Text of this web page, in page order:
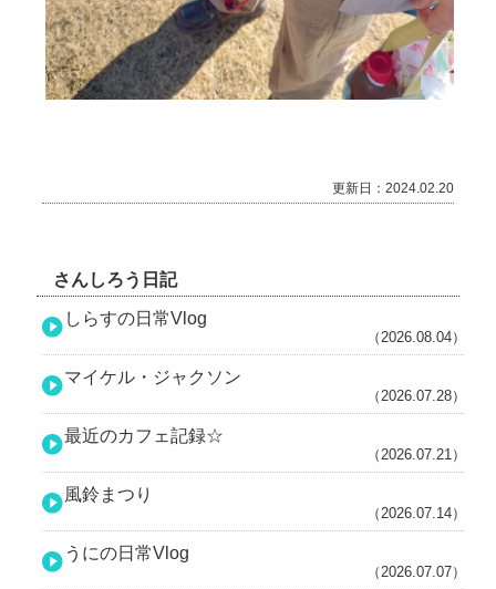
更新日：2024.02.20
さんしろう日記
しらすの日常Vlog
（2026.08.04）
マイケル・ジャクソン
（2026.07.28）
最近のカフェ記録☆
（2026.07.21）
風鈴まつり
（2026.07.14）
うにの日常Vlog
（2026.07.07）